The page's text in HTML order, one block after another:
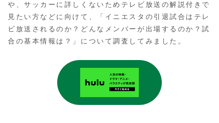
や、サッカーに詳しくないためテレビ放送の解説付きで
見たい方などに向けて、「イニエスタの引退試合はテレ
ビ放送されるのか？どんなメンバーが出場するのか？試
合の基本情報は？」について調査してみました。